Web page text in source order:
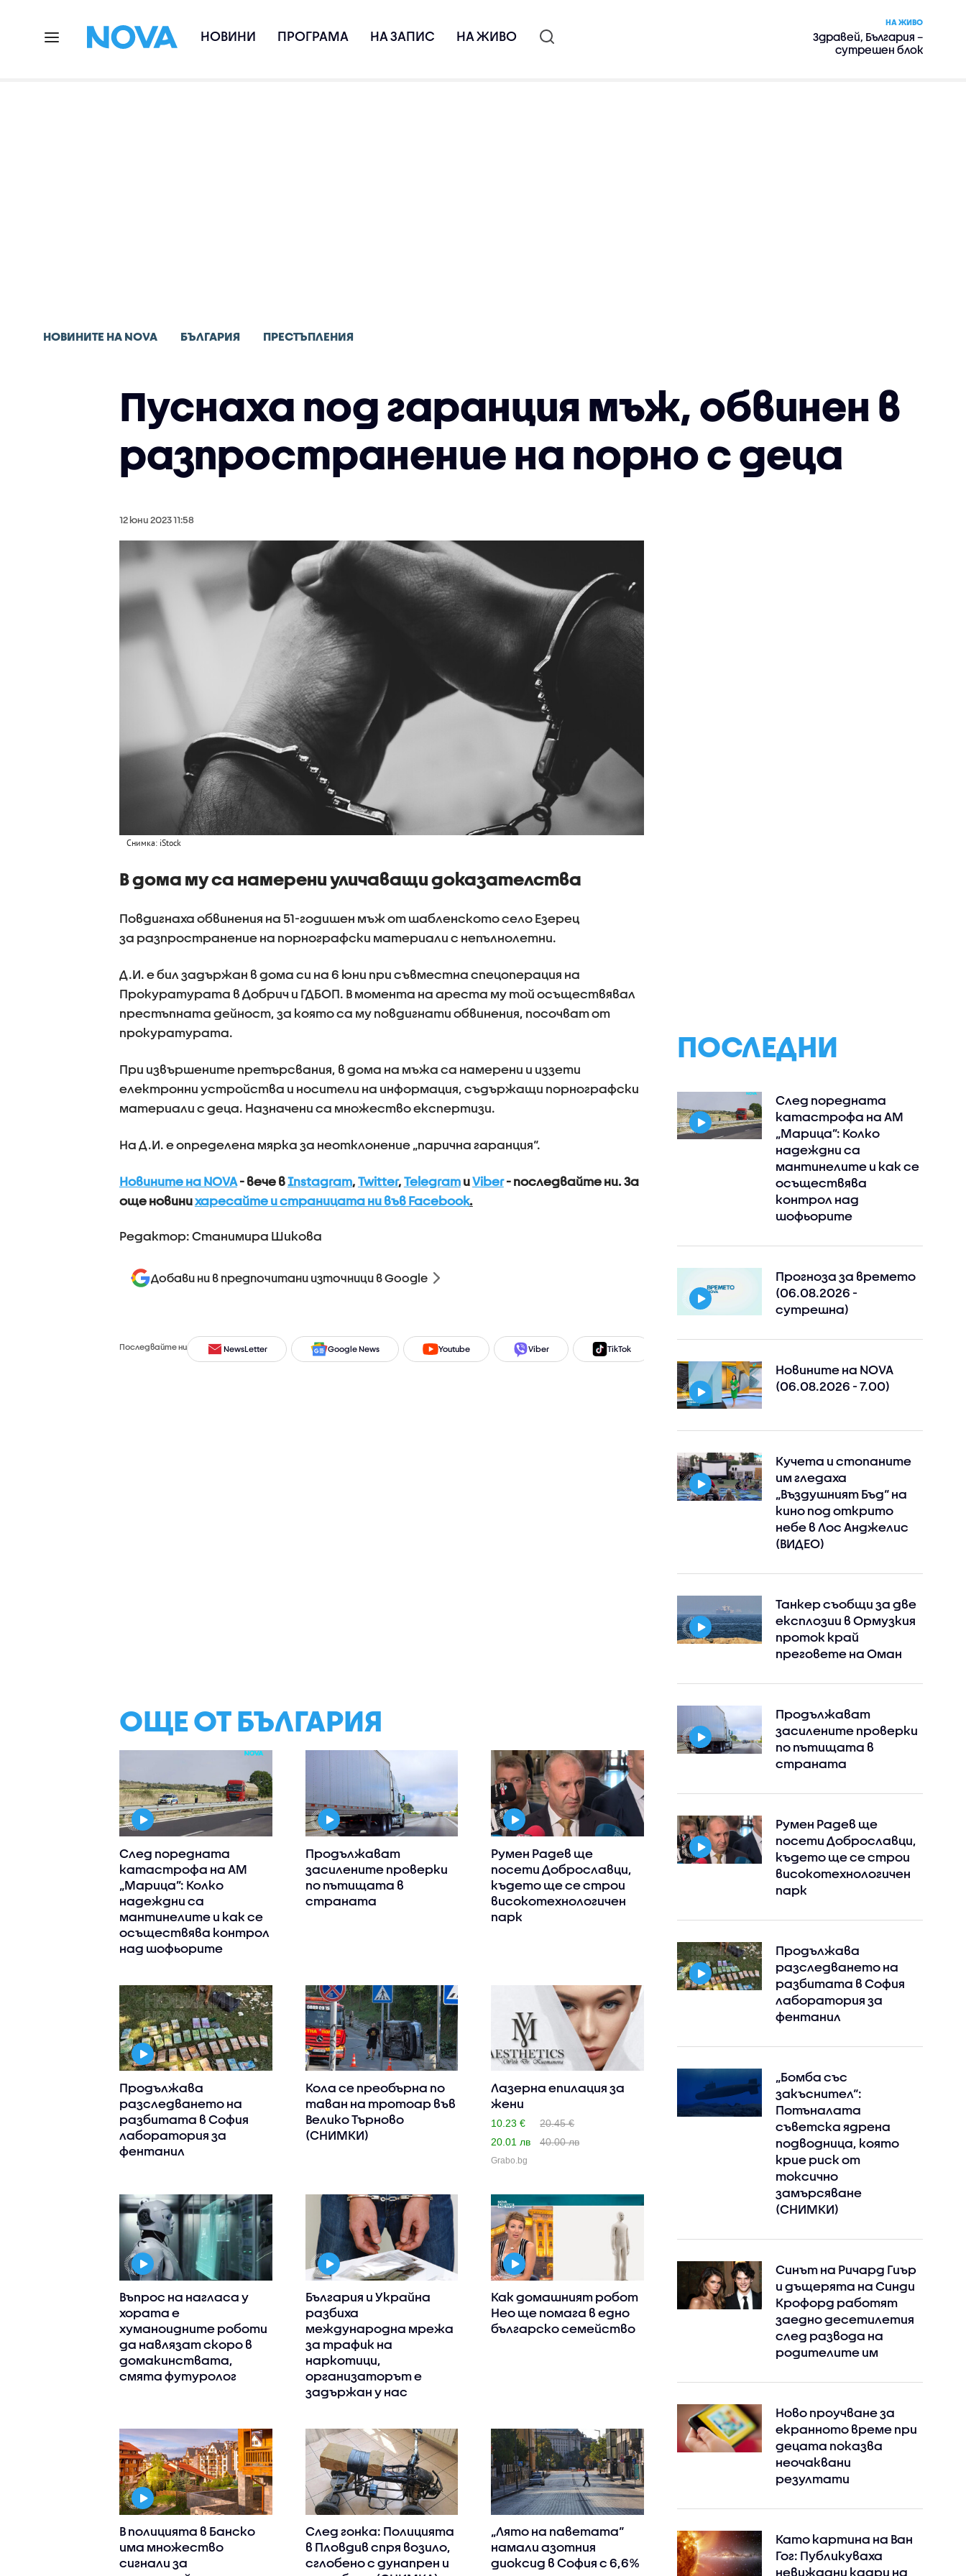
НОВИНИ ПРОГРАМА НА ЗАПИС НА ЖИВО
НА ЖИВО
Здравей, България –
сутрешен блок
НОВИНИТЕ НА NOVA БЪЛГАРИЯ ПРЕСТЪПЛЕНИЯ
Пуснаха под гаранция мъж, обвинен в
разпространение на порно с деца
12 юни 2023 11:58
Снимка: iStock
В дома му са намерени уличаващи доказателства
Повдигнаха обвинения на 51-годишен мъж от шабленското село Езерец
за разпространение на порнографски материали с непълнолетни.
Д.И. е бил задържан в дома си на 6 юни при съвместна спецоперация на
Прокуратурата в Добрич и ГДБОП. В момента на ареста му той осъществявал
престъпната дейност, за която са му повдигнати обвинения, посочват от
прокуратурата.
При извършените претърсвания, в дома на мъжа са намерени и иззети
електронни устройства и носители на информация, съдържащи порнографски
материали с деца. Назначени са множество експертизи.
На Д.И. е определена мярка за неотклонение „парична гаранция“.
Новините на NOVA- вече вInstagram, Twitter, TelegramиViber- последвайте ни.За
още новинихаресайте и страницата ни във Facebook.
Редактор: Станимира Шикова
Добави ни в предпочитани източници в Google
Последвайте ни NewsLetter Google News Youtube Viber TikTok
ОЩЕ ОТ БЪЛГАРИЯ
След поредната
катастрофа на АМ
„Марица”: Колко
надеждни са
мантинелите и как се
осъществява контрол
над шофьорите
Продължават
засилените проверки
по пътищата в
страната
Румен Радев ще
посети Доброславци,
където ще се строи
високотехнологичен
парк
Продължава
разследването на
разбитата в София
лаборатория за
фентанил
Кола се преобърна по
таван на тротоар във
Велико Търново
(СНИМКИ)
Лазерна епилация за
жени
10.23 €
20.45 €
20.01 лв
40.00 лв
Grabo.bg
Въпрос на нагласа у
хората е
хуманоидните роботи
да навлязат скоро в
домакинствата,
смята футуролог
България и Украйна
разбиха
международна мрежа
за трафик на
наркотици,
организаторът е
задържан у нас
Как домашният робот
Нео ще помага в едно
българско семейство
В полицията в Банско
има множество
сигнали за
След гонка: Полицията
в Пловдив спря возило,
сглобено с дунапрен и
„Лято на паветата“
намали азотния
диоксид в София с 6,6%
ПОСЛЕДНИ
След поредната
катастрофа на АМ
„Марица”: Колко
надеждни са
мантинелите и как се
осъществява
контрол над
шофьорите
Прогноза за времето
(06.08.2026 -
сутрешна)
Новините на NOVA
(06.08.2026 - 7.00)
Кучета и стопаните
им гледаха
„Въздушният Бъд“ на
кино под открито
небе в Лос Анджелис
(ВИДЕО)
Танкер съобщи за две
експлозии в Ормузкия
проток край
преговете на Оман
Продължават
засилените проверки
по пътищата в
страната
Румен Радев ще
посети Доброславци,
където ще се строи
високотехнологичен
парк
Продължава
разследването на
разбитата в София
лаборатория за
фентанил
„Бомба със
закъснител“:
Потъналата
съветска ядрена
подводница, която
крие риск от
токсично
замърсяване
(СНИМКИ)
Синът на Ричард Гиър
и дъщерята на Синди
Крофорд работят
заедно десетилетия
след развода на
родителите им
Ново проучване за
екранното време при
децата показва
неочаквани
резултати
Като картина на Ван
Гог: Публикуваха
невиждани кадри на